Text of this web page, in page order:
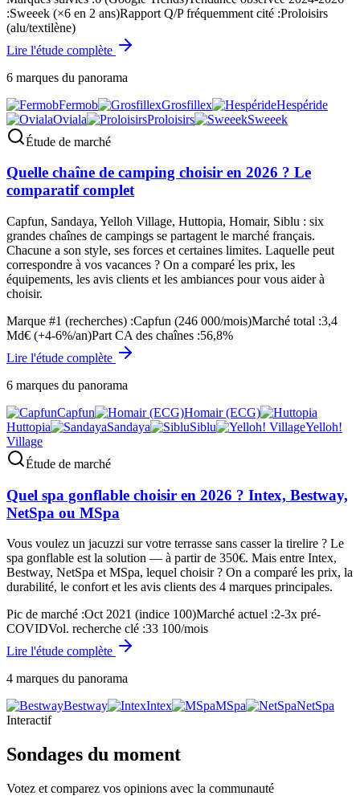
:Sweeek (×6 en 2 ans)Rapport Q/P fréquemment cité :Proloisirs
(alu/textilène)
Lire l'étude complète
6 marques du panorama
Fermob
Grosfillex
Hespéride
Oviala
Proloisirs
Sweeek
Étude de marché
Quelle chaîne de camping choisir en 2026 ? Le
comparatif complet
Capfun, Sandaya, Yelloh Village, Huttopia, Homair, Siblu : six
grandes chaînes de campings se partagent le marché français.
Chacune a son style, ses forces et certaines limites. Laquelle peut
correspondre à vos vacances ? On a comparé les prix, les
équipements, les avis clients et les ambiances pour vous aider à
choisir.
Marque #1 (recherches) :Capfun (246 000/mois)Marché total :3,4
Md€ (+4-6%/an)Part CA des chaînes :56,8%
Lire l'étude complète
6 marques du panorama
Capfun
Homair (ECG)
Huttopia
Sandaya Siblu
Yelloh!
Village
Étude de marché
Quel spa gonflable choisir en 2026 ? Intex, Bestway,
NetSpa ou MSpa
Vous voulez un jacuzzi sur votre terrasse sans casser la tirelire ? Le
spa gonflable est la solution — à partir de 350€. Mais entre Intex,
Bestway, NetSpa et MSpa, lequel choisir ? On a comparé les prix, la
durabilité, le confort et les avis clients des 4 marques principales.
Pic de marché :Oct 2021 (indice 100)Marché actuel :2-3x pré-
COVIDVol. recherche clé :33 100/mois
Lire l'étude complète
4 marques du panorama
Bestway
Intex MSpa
NetSpa
Interactif
Sondages du moment
Votez et comparez vos opinions avec la communauté